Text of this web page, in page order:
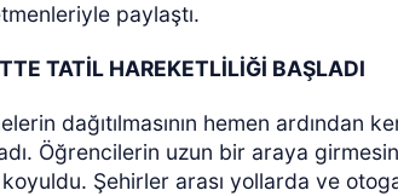
paylaştı.
TATİL HAREKETLİLİĞİ BAŞLADI
dağıtılmasının hemen
Öğrencilerin uzun bir araya
Şehirler arası yollarda ve